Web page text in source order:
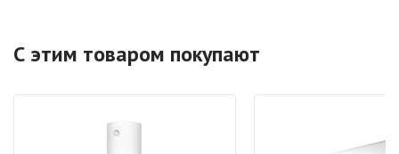
С этим товаром покупают